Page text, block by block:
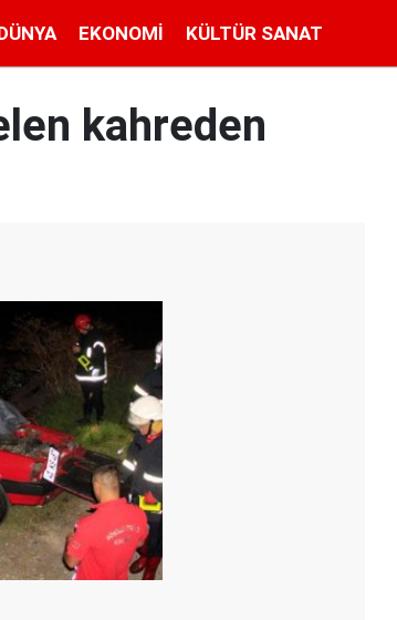
EKONOMI KÜLTÜR SANAT
kahreden